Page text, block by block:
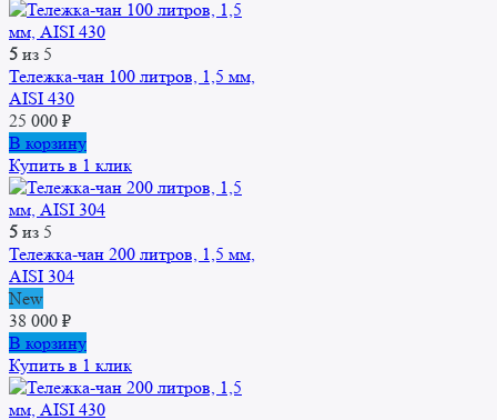
5 из 5
Тележка-чан 100 литров, 1,5 мм,
AISI 430
25 000 ₽
В корзину
Купить в 1 клик
5 из 5
Тележка-чан 200 литров, 1,5 мм,
AISI 304
New
38 000 ₽
В корзину
Купить в 1 клик